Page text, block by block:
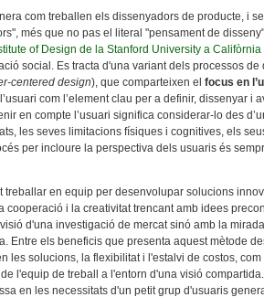
com treballen els dissenyadors de producte, i
més que no pas el literal "pensament de
of Design de la Stanford University a Califòrnia
social. Es tracta d'una variant dels processos
centered design), que comparteixen el focus en
com l’element clau per a definir, dissenyar
en compte l’usuari significa considerar-lo des
les seves limitacions físiques i cognitives, els
per incloure la perspectiva dels usuaris és
treballar en equip per desenvolupar solucions
cooperació i la creativitat trencant amb idees
d'una investigació de mercat sinó amb la
Entre els beneficis que presenta aquest mètode
les solucions, la flexibilitat i l'estalvi de costos,
l'equip de treball a l'entorn d'una visió
en les necessitats d'un petit grup d'usuaris